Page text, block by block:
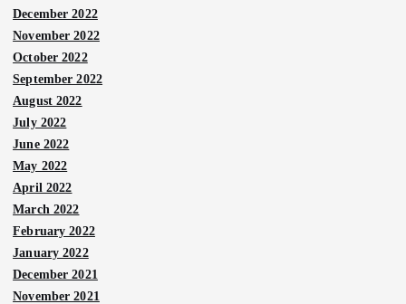
December 2022
November 2022
October 2022
September 2022
August 2022
July 2022
June 2022
May 2022
April 2022
March 2022
February 2022
January 2022
December 2021
November 2021